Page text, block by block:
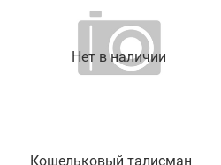
Нет в наличии
Кошельковый талисман